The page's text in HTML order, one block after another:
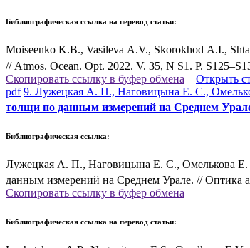
Библиографическая ссылка на перевод статьи:
Moiseenko K.B., Vasileva A.V., Skorokhod A.I.,
// Atmos. Ocean. Opt. 2022. V. 35, N S1. P.
Скопировать ссылку в буфер обмена
Открыть
pdf 9. Лужецкая А. П., Наговицына Е. С.,
толщи по данным измерений на Среднем
Библиографическая ссылка:
Лужецкая А. П., Наговицына Е. С., Омелькова Е.
данным измерений на Среднем Урале. // Оптика
Скопировать ссылку в буфер обмена
Библиографическая ссылка на перевод статьи: